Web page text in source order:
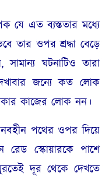
যে এত ব্যস্ততার মধ্যে
তার ওপর শ্রদ্ধা বেড়ে
ঘটনাটিও তারা
জন্যে কত লোক
কাজের লোক নন।
পথের ওপর দিয়ে
রেড স্কোয়ারকে পাশে
দূর থেকে দেখতে